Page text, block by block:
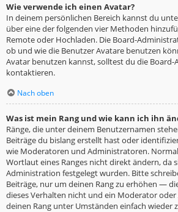
Wie verwende ich einen Avatar?
In deinem persönlichen Bereich kannst du
über eine der folgenden vier Methoden
Remote oder Hochladen. Die Board-
ob und wie die Benutzer Avatare benutzen
Avatar benutzen kannst, solltest du die
kontaktieren.
Nach oben
Was ist mein Rang und wie kann ich ihn
Ränge, die unter deinem Benutzernamen
Beiträge du bislang erstellt hast oder
wie Moderatoren und Administratoren.
Wortlaut eines Ranges nicht direkt ändern, da
Administration festgelegt wurden. Bitte
Beiträge, nur um deinen Rang zu erhöhen —
dieses Verhalten nicht und ein Moderator
deinen Rang unter Umständen einfach wieder